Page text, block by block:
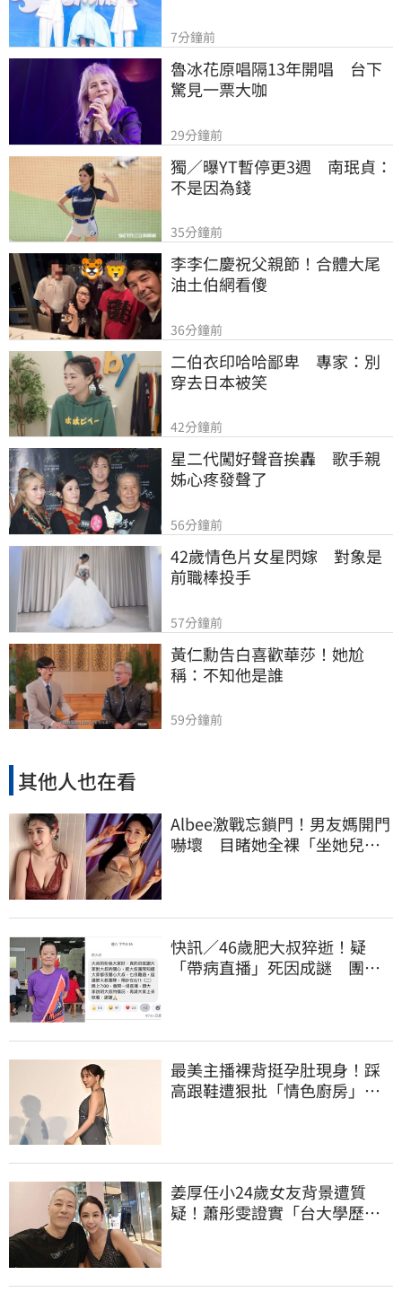
7分鐘前
魯冰花原唱隔13年開唱　台下
驚見一票大咖
29分鐘前
獨／曝YT暫停更3週　南珉貞：
不是因為錢
35分鐘前
李李仁慶祝父親節！合體大尾
油土伯網看傻
36分鐘前
二伯衣印哈哈鄙卑　專家：別
穿去日本被笑
42分鐘前
星二代闖好聲音挨轟　歌手親
姊心疼發聲了
56分鐘前
42歲情色片女星閃嫁　對象是
前職棒投手
57分鐘前
黃仁勳告白喜歡華莎！她尬
稱：不知他是誰
59分鐘前
其他人也在看
Albee激戰忘鎖門！男友媽開門
嚇壞 目睹她全裸「坐她兒子
快訊／46歲肥大叔猝逝！疑
「帶病直播」死因成謎 團隊
最美主播裸背挺孕肚現身！踩
高跟鞋遭狠批「情色廚房」：
姜厚任小24歲女友背景遭質
疑！蕭彤雯證實「台大學歷是